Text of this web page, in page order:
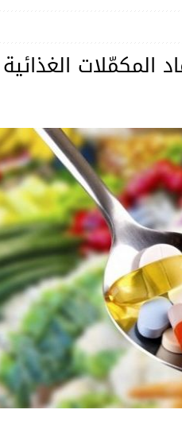
المكمّلات الغذائية